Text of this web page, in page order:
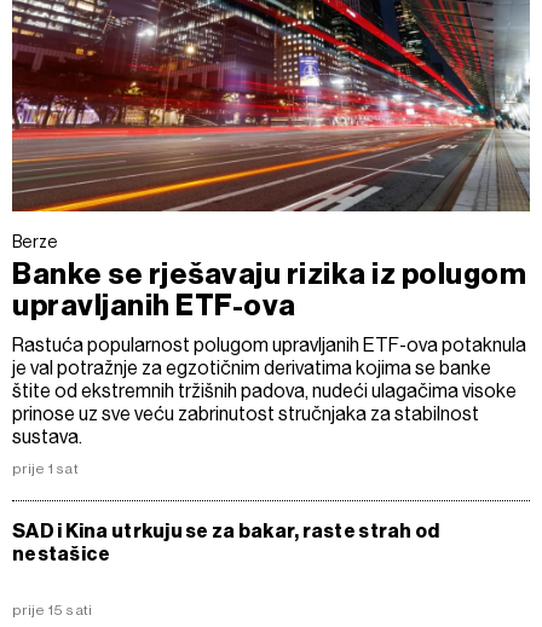
Berze
Banke se rješavaju rizika iz polugom
upravljanih ETF-ova
Rastuća popularnost polugom upravljanih ETF-ova potaknula
je val potražnje za egzotičnim derivatima kojima se banke
štite od ekstremnih tržišnih padova, nudeći ulagačima visoke
prinose uz sve veću zabrinutost stručnjaka za stabilnost
sustava.
prije 1 sat
SAD i Kina utrkuju se za bakar, raste strah od
nestašice
prije 15 sati